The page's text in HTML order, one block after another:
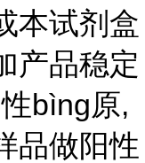
本试剂盒
产品稳定
bìng原,
品做阳性